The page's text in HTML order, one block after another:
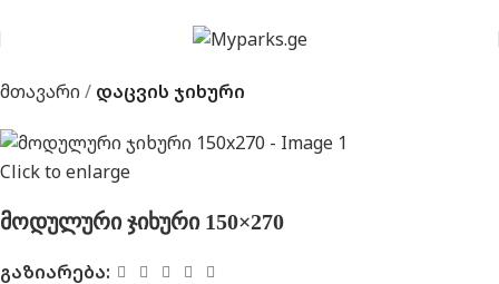
მთავარი დაცვის ჯიხური
Click to enlarge
მოდულური ჯიხური 150×270
გაზიარება: